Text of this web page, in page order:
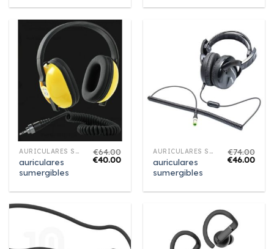
AURICULARES SUMERGIBLES
auriculares
sumergibles
€64.00
€40.00
AURICULARES SUMERGIBLES
auriculares
sumergibles
€74.00
€46.00